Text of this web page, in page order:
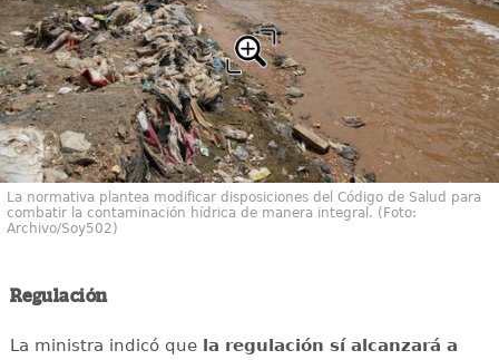
La normativa plantea modificar disposiciones del Código de Salud para
combatir la contaminación hídrica de manera integral. (Foto:
Archivo/Soy502)
Regulación
La ministra indicó que la regulación sí alcanzará a